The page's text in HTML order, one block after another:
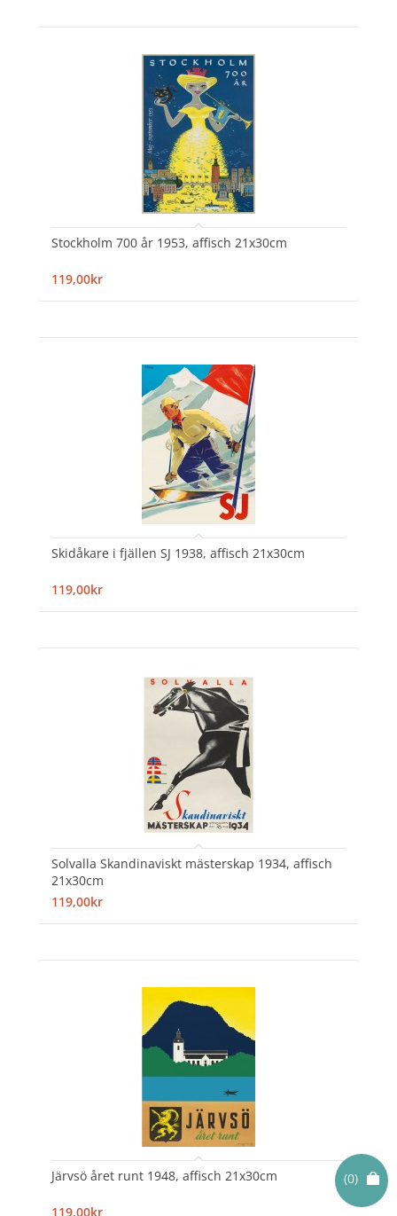
(0)
Stockholm 700 år 1953, affisch 21x30cm
119,00kr
Skidåkare i fjällen SJ 1938, affisch 21x30cm
119,00kr
Solvalla Skandinaviskt mästerskap 1934, affisch
21x30cm
119,00kr
Järvsö året runt 1948, affisch 21x30cm
119,00kr